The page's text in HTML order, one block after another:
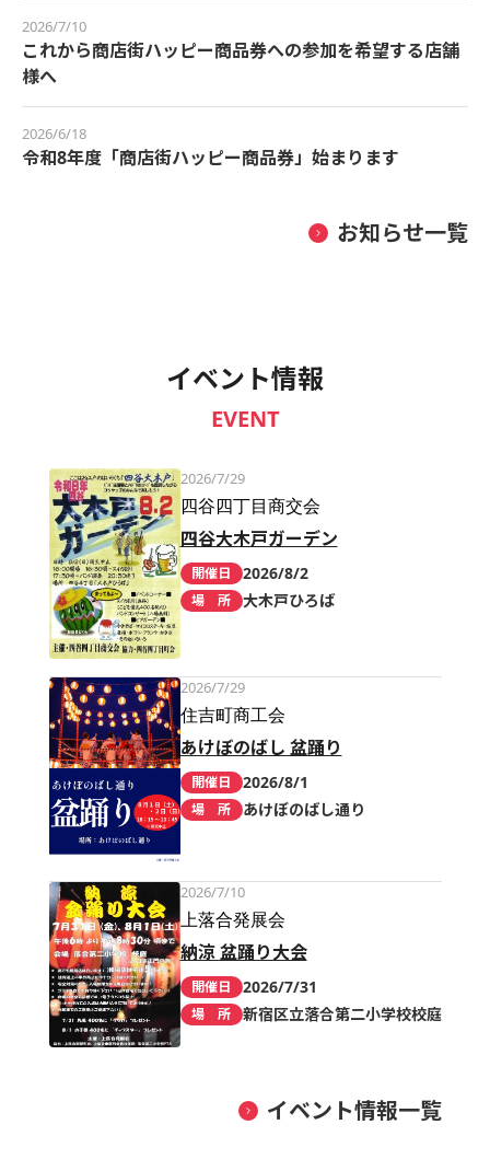
2026/7/10
これから商店街ハッピー商品券への参加を希望する店舗
様へ
2026/6/18
令和8年度「商店街ハッピー商品券」始まります
お知らせ一覧
イベント情報
EVENT
2026/7/29
四谷四丁目商交会
四谷大木戸ガーデン
開催日 2026/8/2
場 所 大木戸ひろば
2026/7/29
住吉町商工会
あけぼのばし 盆踊り
開催日 2026/8/1
場 所 あけぼのばし通り
2026/7/10
上落合発展会
納涼 盆踊り大会
開催日 2026/7/31
場 所 新宿区立落合第二小学校校庭
イベント情報一覧